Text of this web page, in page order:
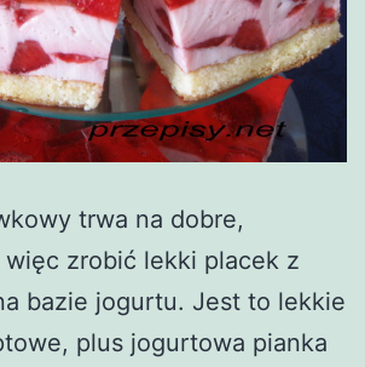
trwa na dobre,
więc zrobić lekki placek z
bazie jogurtu. Jest to lekkie
plus jogurtowa pianka